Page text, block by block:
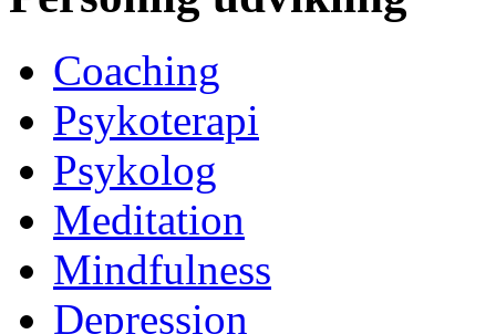
Coaching
Psykoterapi
Psykolog
Meditation
Mindfulness
Depression